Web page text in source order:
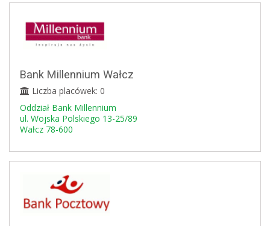
Bank Millennium Wałcz
Liczba placówek: 0
Oddział Bank Millennium
ul. Wojska Polskiego 13-25/89
Wałcz 78-600